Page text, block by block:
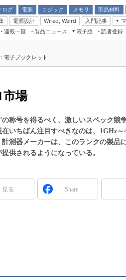
ログ
電源
ロジック
メモリ
部品材料
受動部品電源設計 Wired, Weird
入門記事
ー入門マイコン講座 計測機器
CEATEC
組込み/
連載一覧
製品ニュース
電子版
レット
読者登録
電子ブックレット...
市場
称号を得るべく、激しいスペック競
いちばん注目すべきなのは、1GHz～
測器メーカーは、このランクの製品
供されるようになっている。
見る Share